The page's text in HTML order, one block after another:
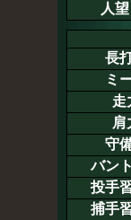
人望
長
ミ
走
肩
守
バン
投手
捕手